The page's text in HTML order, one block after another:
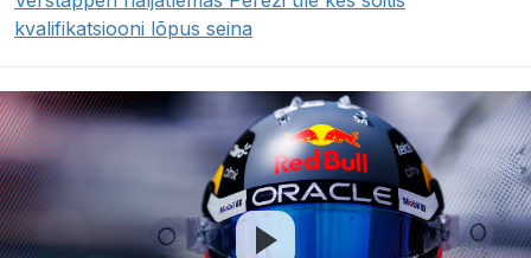
kvalifikatsiooni lõpus seina